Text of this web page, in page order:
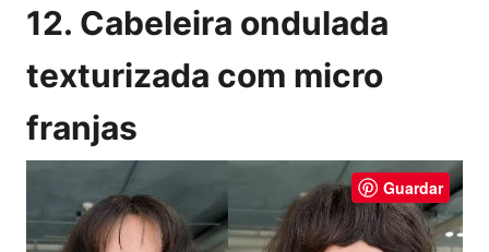
12. Cabeleira ondulada
texturizada com micro
franjas
Guardar